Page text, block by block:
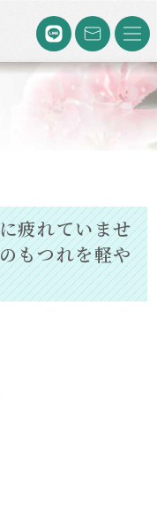
疲れていませ
もつれを軽や